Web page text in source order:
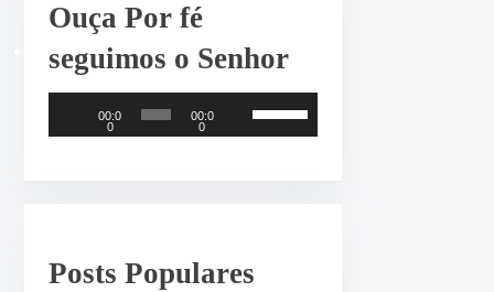
Ouça Por fé
seguimos o Senhor
o
r
00:0
0
00:0
0
U
s
e
Posts Populares
•